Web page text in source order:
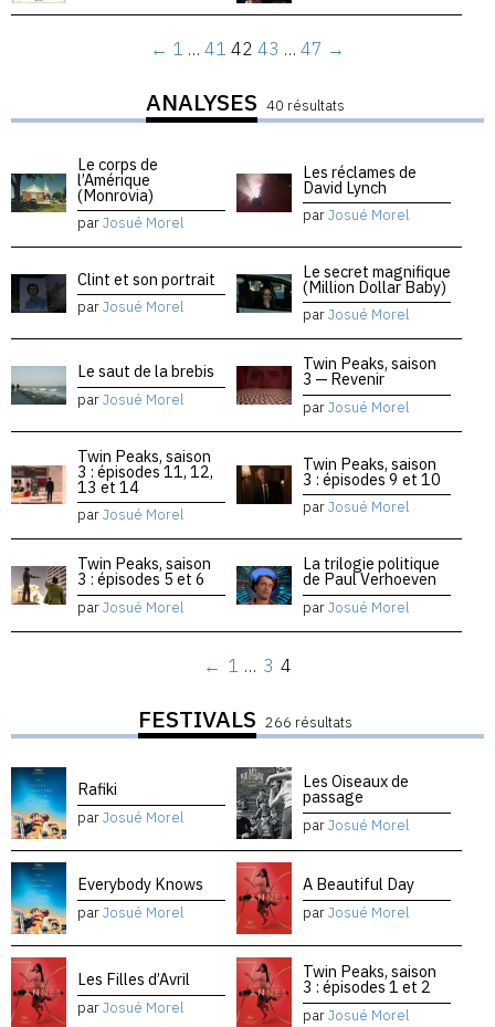
← 1 … 41 42 43 … 47 →
ANALYSES 40 résultats
Le corps de
l’Amérique
(Monrovia)
parJosué Morel
Les réclames de
David Lynch
parJosué Morel
Clint et son portrait
parJosué Morel
Le secret magnifique
(Million Dollar Baby)
parJosué Morel
Le saut de la brebis
parJosué Morel
Twin Peaks, saison
3 — Revenir
parJosué Morel
Twin Peaks, saison
3 : épisodes 11, 12,
13 et 14
parJosué Morel
Twin Peaks, saison
3 : épisodes 9 et 10
parJosué Morel
Twin Peaks, saison
3 : épisodes 5 et 6
parJosué Morel
La trilogie politique
de Paul Verhoeven
parJosué Morel
← 1 … 3 4
FESTIVALS 266 résultats
Rafiki
parJosué Morel
Les Oiseaux de
passage
parJosué Morel
Everybody Knows
parJosué Morel
A Beautiful Day
parJosué Morel
Les Filles d’Avril
parJosué Morel
Twin Peaks, saison
3 : épisodes 1 et 2
parJosué Morel